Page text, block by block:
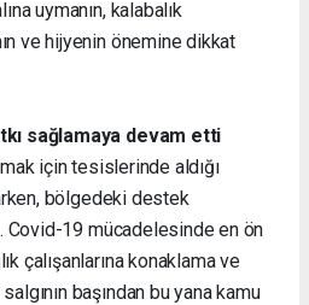
uymanın, kalabalık
ve hijyenin önemine dikkat
sağlamaya devam etti
için tesislerinde aldığı
bölgedeki destek
19 mücadelesinde en ön
çalışanlarına konaklama ve
başından bu yana kamu